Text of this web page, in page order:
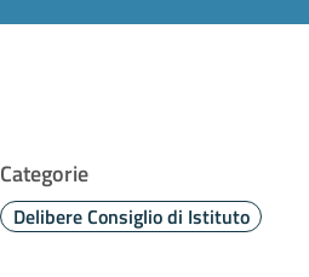
Categorie
Delibere Consiglio di Istituto